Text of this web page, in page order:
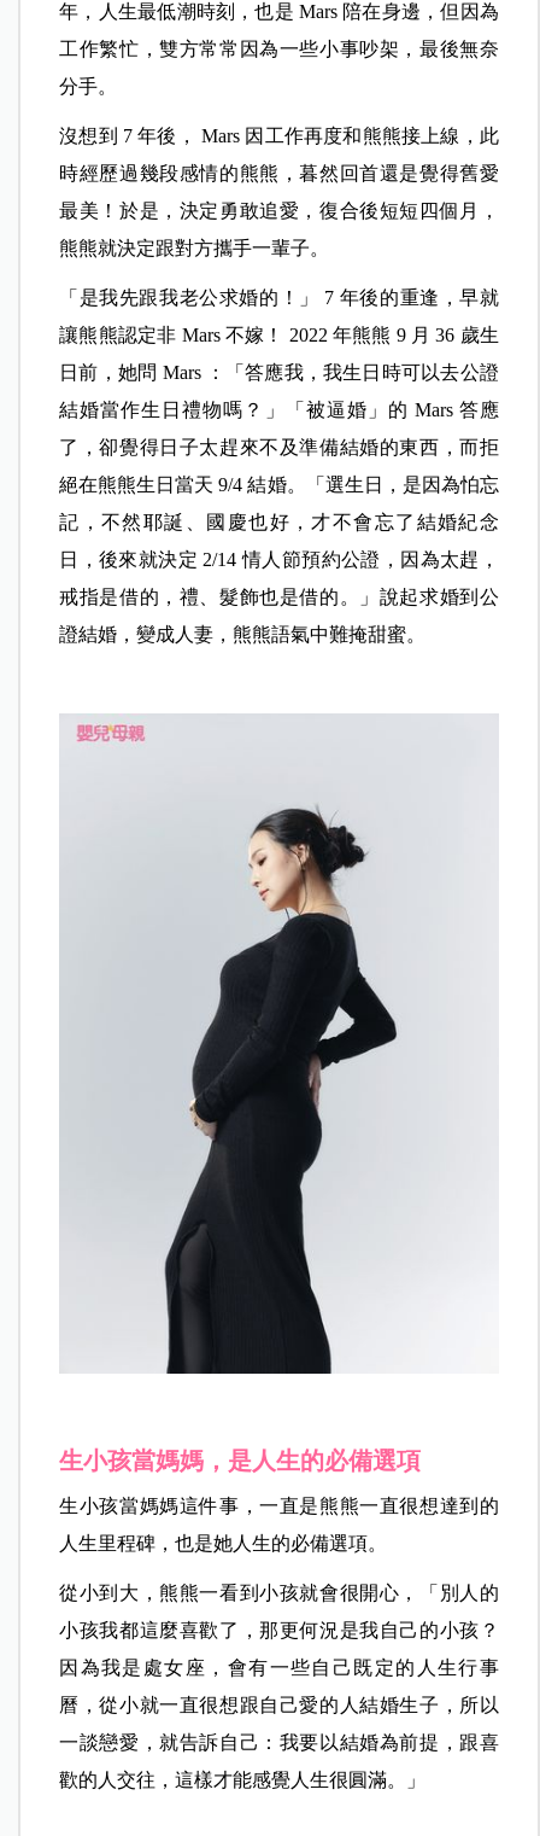
年，人生最低潮時刻，也是 Mars 陪在身邊，但因為
工作繁忙，雙方常常因為一些小事吵架，最後無奈
分手。
沒想到 7 年後， Mars 因工作再度和熊熊接上線，此
時經歷過幾段感情的熊熊，暮然回首還是覺得舊愛
最美！於是，決定勇敢追愛，復合後短短四個月，
熊熊就決定跟對方攜手一輩子。
「是我先跟我老公求婚的！」 7 年後的重逢，早就
讓熊熊認定非 Mars 不嫁！ 2022 年熊熊 9 月 36 歲生
日前，她問 Mars ：「答應我，我生日時可以去公證
結婚當作生日禮物嗎？」「被逼婚」的 Mars 答應
了，卻覺得日子太趕來不及準備結婚的東西，而拒
絕在熊熊生日當天 9/4 結婚。「選生日，是因為怕忘
記，不然耶誕、國慶也好，才不會忘了結婚紀念
日，後來就決定 2/14 情人節預約公證，因為太趕，
戒指是借的，禮、髮飾也是借的。」說起求婚到公
證結婚，變成人妻，熊熊語氣中難掩甜蜜。
生小孩當媽媽，是人生的必備選項
生小孩當媽媽這件事，一直是熊熊一直很想達到的
人生里程碑，也是她人生的必備選項。
從小到大，熊熊一看到小孩就會很開心，「別人的
小孩我都這麼喜歡了，那更何況是我自己的小孩？
因為我是處女座，會有一些自己既定的人生行事
曆，從小就一直很想跟自己愛的人結婚生子，所以
一談戀愛，就告訴自己：我要以結婚為前提，跟喜
歡的人交往，這樣才能感覺人生很圓滿。」